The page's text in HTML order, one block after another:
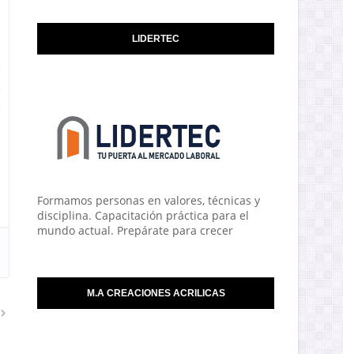
LIDERTEC
Formamos personas en valores, técnicas y
disciplina. Capacitación práctica para el
mundo actual. Prepárate para crecer
M.A CREACIONES ACRILICAS